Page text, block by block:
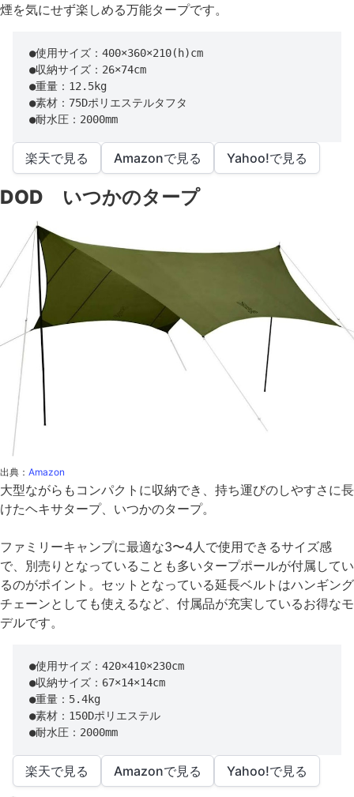
煙を気にせず楽しめる万能タープです。
●使用サイズ：400×360×210(h)cm
●収納サイズ：26×74cm
●重量：12.5kg
●素材：75Dポリエステルタフタ
●耐水圧：2000mm
楽天で見る Amazonで見る Yahoo!で見る
DOD いつかのタープ
出典： Amazon
大型ながらもコンパクトに収納でき、持ち運びのしやすさに長
けたヘキサタープ、いつかのタープ。
ファミリーキャンプに最適な3〜4人で使用できるサイズ感
で、別売りとなっていることも多いタープポールが付属してい
るのがポイント。セットとなっている延長ベルトはハンギング
チェーンとしても使えるなど、付属品が充実しているお得なモ
デルです。
●使用サイズ：420×410×230cm
●収納サイズ：67×14×14cm
●重量：5.4kg
●素材：150Dポリエステル
●耐水圧：2000mm
楽天で見る Amazonで見る Yahoo!で見る